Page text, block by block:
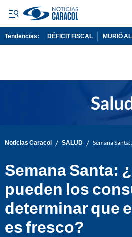
Tendencias: DÉFICIT FISCAL MURIÓ
Noticias Caracol / SALUD / Semana
Semana Santa:
pueden los
determinar que
es fresco?